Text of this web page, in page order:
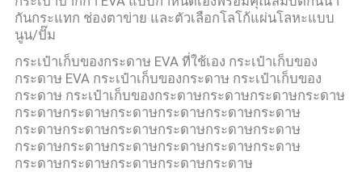
กันกระแทก ช่องตาข่าย และตัวเลือกโลโก้แผ่นโลหะแบบ
นูน/ปั๊ม
กระเป๋าเก็บของกระดาษ EVA ที่ใช้เอง กระเป๋าเก็บของ
กระดาษ EVA กระเป๋าเก็บของกระดาษ กระเป๋าเก็บของ
กระดาษ กระเป๋าเก็บของกระดาษกระดาษกระดาษกระดาษ
กระดาษกระดาษกระดาษกระดาษกระดาษกระดาษ
กระดาษกระดาษกระดาษกระดาษกระดาษกระดาษ
กระดาษกระดาษกระดาษกระดาษกระดาษกระดาษ
กระดาษกระดาษกระดาษกระดาษกระดาษ